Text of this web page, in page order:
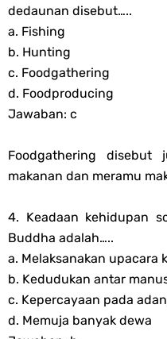
dedaunan disebut…..
a. Fishing
b. Hunting
c. Foodgathering
d. Foodproducing
Jawaban: c
Foodgathering disebut
makanan dan meramu
4. Keadaan kehidupan
Buddha adalah…..
a. Melaksanakan upacara
b. Kedudukan antar
c. Kepercayaan pada
d. Memuja banyak dewa